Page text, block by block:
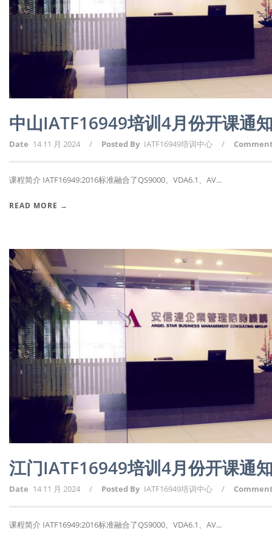
中山IATF16949培训4月份开课通
Date 14 11 月 2024 / Posted By IATF16949培训中心 /
课程简介 IATF16949:2016标准融合了QS9000、VDA6.1、AV...
READ MORE →
江门IATF16949培训4月份开课通
Date 14 11 月 2024 / Posted By IATF16949培训中心 /
课程简介 IATF16949:2016标准融合了QS9000、VDA6.1、AV...